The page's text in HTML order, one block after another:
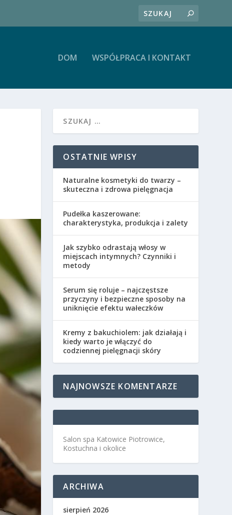
DOM WSPÓŁPRACA I KONTAKT
OSTATNIE WPISY
Naturalne kosmetyki do twarzy –
skuteczna i zdrowa pielęgnacja
Pudełka kaszerowane:
charakterystyka, produkcja i zalety
Jak szybko odrastają włosy w
miejscach intymnych? Czynniki i
metody
Serum się roluje – najczęstsze
przyczyny i bezpieczne sposoby na
uniknięcie efektu wałeczków
Kremy z bakuchiolem: jak działają i
kiedy warto je włączyć do
codziennej pielęgnacji skóry
NAJNOWSZE KOMENTARZE
Salon spa Katowice Piotrowice,
Kostuchna i okolice
ARCHIWA
sierpień 2026